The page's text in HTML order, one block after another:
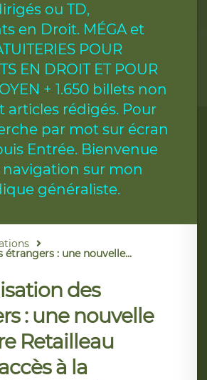
ou TD,
en Droit. MÉGA et
POUR
EN DROIT ET POUR
+ 1.650 billets non
articles rédigés. Pour
par mot sur écran
Entrée. Bienvenue
sur mon
généraliste.
étrangers : une nouvelle...
des
: une nouvelle
Retailleau
à la